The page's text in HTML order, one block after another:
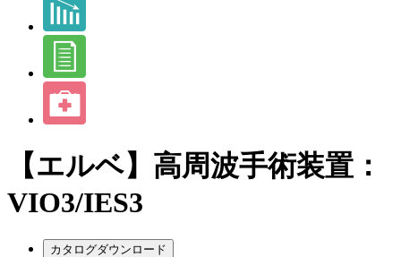
【エルベ】高周波手術装置：
VIO3/IES3
カタログダウンロード